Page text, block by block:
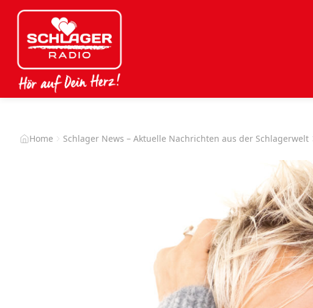
Home Schlager News – Aktuelle Nachrichten aus der Schlagerwelt